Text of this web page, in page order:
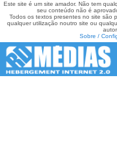
Este site é um site amador. Não tem
seu conteúdo não é
Todos os textos presentes no site são
qualquer utilização noutro site ou
Sobre /